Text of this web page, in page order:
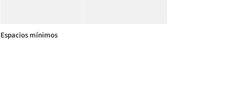
Espacios mínimos